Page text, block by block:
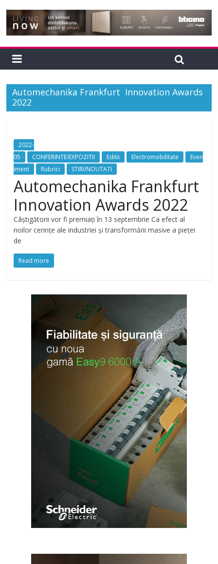
Automechanika Frankfurt Innovation Awards
2022
2022-
05
CONFERINTE/EXPOZITII Editii Electromobilitate
Even
iment
Rubrici STIRI/NOUTATI
Automechanika Frankfurt
Innovation Awards 2022
Câștigătorii vor fi premiați în 13 septembrie Ca efect al
noilor cerințe ale industriei și transformării masive a pieței
de
Read more